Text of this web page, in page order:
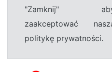
"Zamknij"
zaakceptować
politykę prywatności.